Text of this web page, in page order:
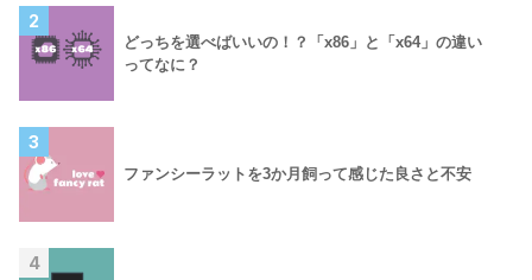
2
どっちを選べばいいの！？「x86」と「x64」の違い
ってなに？
3
ファンシーラットを3か月飼って感じた良さと不安
4